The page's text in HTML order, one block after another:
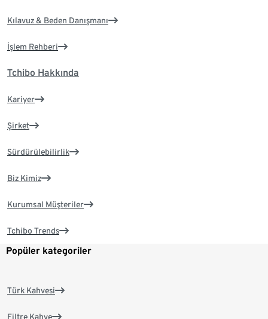
Kılavuz & Beden Danışmanı
İşlem Rehberi
Tchibo Hakkında
Kariyer
Şirket
Sürdürülebilirlik
Biz Kimiz
Kurumsal Müşteriler
Tchibo Trends
Popüler kategoriler
Türk Kahvesi
Filtre Kahve